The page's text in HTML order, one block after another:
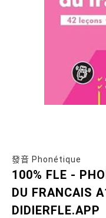
發音 Phonétique
100% FLE -
DU FRANCAIS
DIDIERFLE.APP